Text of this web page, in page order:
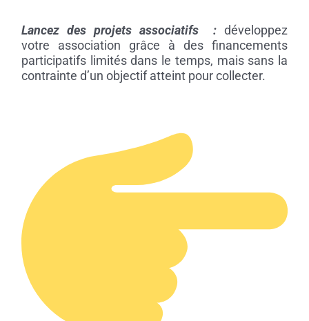
Lancez des projets associatifs : développez
votre association grâce à des financements
participatifs limités dans le temps, mais sans la
contrainte d’un objectif atteint pour collecter.